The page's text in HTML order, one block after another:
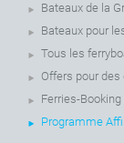
Bateaux de la
Bateaux pour
Tous les
Offers pour des
Ferries-
Programme